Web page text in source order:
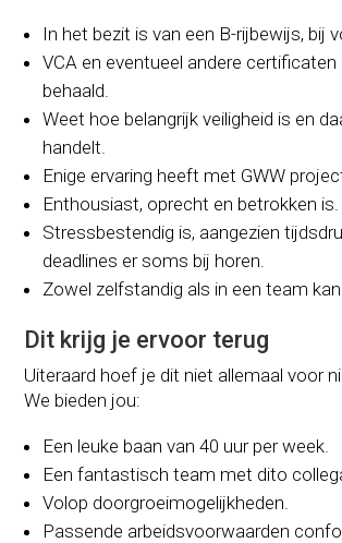
In het bezit is van een B-rijbewijs, bij
VCA en eventueel andere
behaald.
Weet hoe belangrijk veiligheid is en
handelt.
Enige ervaring heeft met GWW
Enthousiast, oprecht en betrokken is.
Stressbestendig is, aangezien
deadlines er soms bij horen.
Zowel zelfstandig als in een team kan
Dit krijg je ervoor terug
Uiteraard hoef je dit niet allemaal voor
We bieden jou:
Een leuke baan van 40 uur per week.
Een fantastisch team met dito
Volop doorgroeimogelijkheden.
Passende arbeidsvoorwaarden